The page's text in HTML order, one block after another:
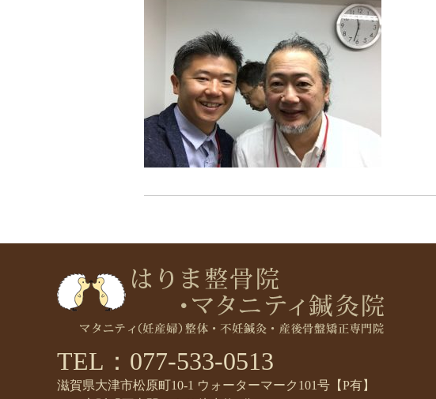
TEL：077-533-0513
滋賀県大津市松原町10-1 ウォーターマーク101号【P有】